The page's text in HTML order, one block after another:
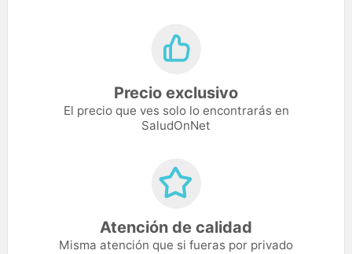
Precio exclusivo
El precio que ves solo lo encontrarás en
SaludOnNet
Atención de calidad
Misma atención que si fueras por privado